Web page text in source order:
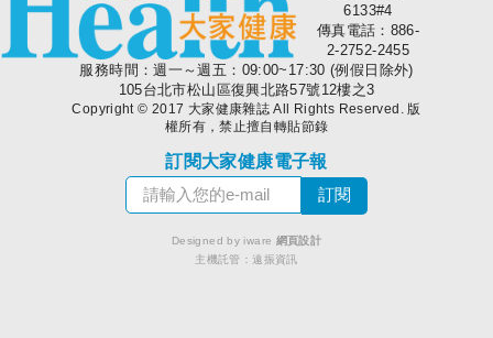
6133#4
傳真電話：886-
2-2752-2455
服務時間：週一～週五：09:00~17:30 (例假日除外)
105台北市松山區復興北路57號12樓之3
Copyright © 2017 大家健康雜誌 All Rights Reserved. 版
權所有，禁止擅自轉貼節錄
訂閱大家健康電子報
Designed by iware 網頁設計
主機託管：遠振資訊